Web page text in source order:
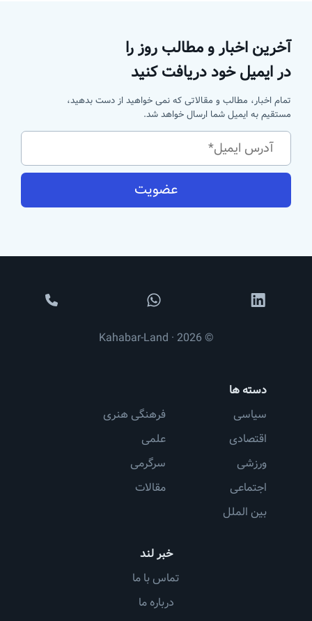
آخرین اخبار و مطالب روز را
در ایمیل خود دریافت کنید
تمام اخبار، مطالب و مقالاتی که نمی خواهید از دست بدهید،
مستقیم به ایمیل شما ارسال خواهد شد.
عضویت
خبر لند
تماس با ما
درباره ما
دسته ها
سیاسی
اقتصادی
ورزشی
اجتماعی
بین الملل
فرهنگی هنری
علمی
سرگرمی
مقالات
© 2026 · Kahabar-Land